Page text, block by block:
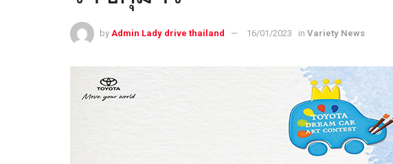
by Admin Lady drive thailand 16/01/2023 in Variety News